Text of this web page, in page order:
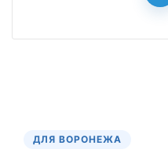
ДЛЯ ВОРОНЕЖА